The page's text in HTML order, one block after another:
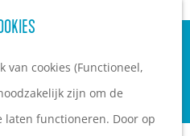
van cookies (Functioneel,
zijn om de
laten functioneren. Door op
Vakantieparken
Hotels
B&B's